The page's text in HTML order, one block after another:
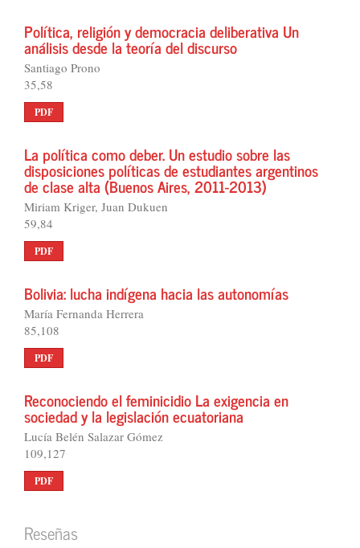
Política, religión y democracia deliberativa Un
análisis desde la teoría del discurso
Santiago Prono
35,58
PDF
La política como deber. Un estudio sobre las
disposiciones políticas de estudiantes argentinos
de clase alta (Buenos Aires, 2011-2013)
Miriam Kriger, Juan Dukuen
59,84
PDF
Bolivia: lucha indígena hacia las autonomías
María Fernanda Herrera
85,108
PDF
Reconociendo el feminicidio La exigencia en
sociedad y la legislación ecuatoriana
Lucía Belén Salazar Gómez
109,127
PDF
Reseñas